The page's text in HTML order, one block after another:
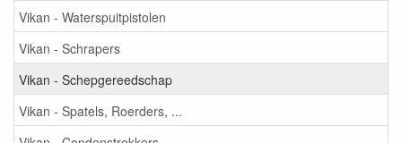
Vikan - Waterspuitpistolen
Vikan - Schrapers
Vikan - Schepgereedschap
Vikan - Spatels, Roerders, ...